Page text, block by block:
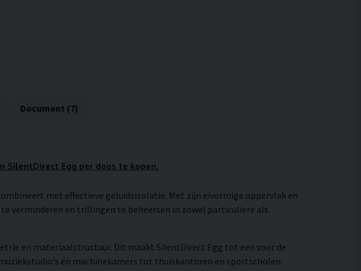
Document (7)
SilentDirect Egg per doos te kopen.
met effectieve geluidsisolatie. Met zijn eivormige oppervlak en
verminderen en trillingen te beheersen in zowel particuliere als
en materiaalstructuur. Dit maakt SilentDirect Egg tot een voor de
en machinekamers tot thuiskantoren en sportscholen.